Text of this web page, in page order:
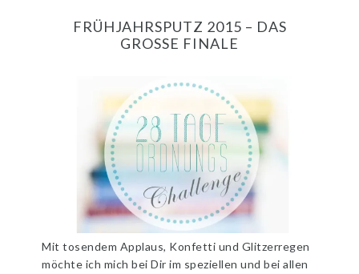
FRÜHJAHRSPUTZ 2015 – DAS
GROSSE FINALE
Mit tosendem Applaus, Konfetti und Glitzerregen
möchte ich mich bei Dir im speziellen und bei allen